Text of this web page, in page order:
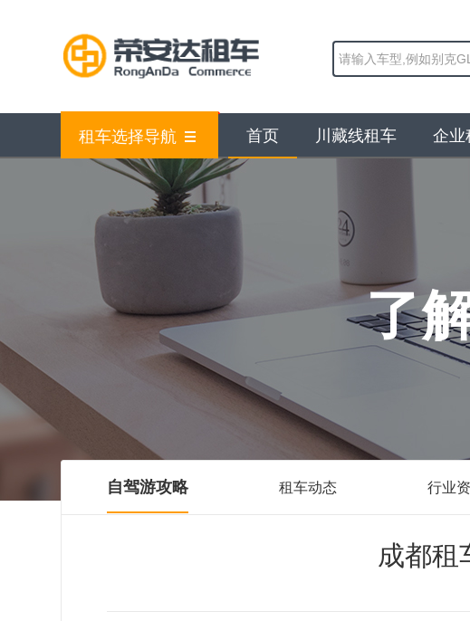
租车选择导航 首页 川藏线租车 企业
了
自驾游攻略 租车动态 行业
成都租